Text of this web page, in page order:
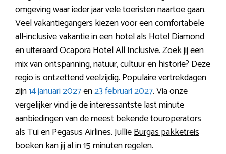
omgeving waar ieder jaar vele toeristen naartoe gaan.
Veel vakantiegangers kiezen voor een comfortabele
all-inclusive vakantie in een hotel als Hotel Diamond
en uiteraard Ocapora Hotel All Inclusive. Zoek jij een
mix van ontspanning, natuur, cultuur en historie? Deze
regio is ontzettend veelzijdig. Populaire vertrekdagen
zijn14 januari 2027en23 februari 2027. Via onze
vergelijker vind je de interessantste last minute
aanbiedingen van de meest bekende touroperators
als Tui en Pegasus Airlines. JullieBurgas pakketreis
boekenkan jij al in 15 minuten regelen.